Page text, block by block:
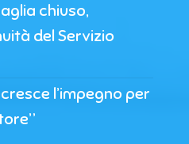
chiuso,
del Servizio
l’impegno per